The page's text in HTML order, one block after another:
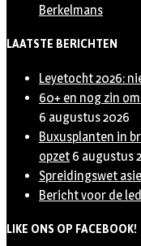
Berkelmans
LAATSTE BERICHTEN
Leyetocht 2026:
60+ en nog zin
6 augustus 2026
Buxusplanten in
opzet 6 augustus
Spreidingswet
Bericht voor de
LIKE ONS OP FACEBOOK!